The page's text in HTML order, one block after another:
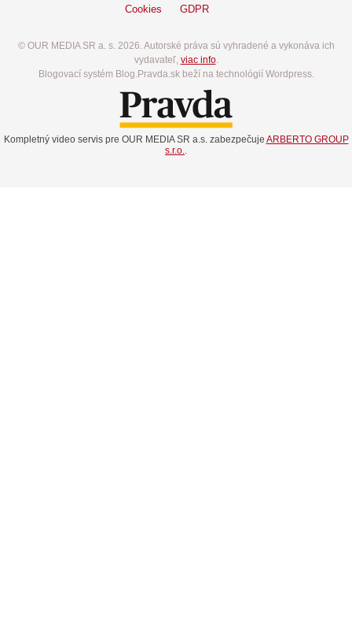
Cookies GDPR
© OUR MEDIA SR a. s. 2026. Autorské práva sú vyhradené a vykonáva ich
vydavateľ, viac info.
Blogovací systém Blog.Pravda.sk beží na technológií Wordpress.
Kompletný video servis pre OUR MEDIA SR a.s. zabezpečuje ARBERTO GROUP
s.r.o.